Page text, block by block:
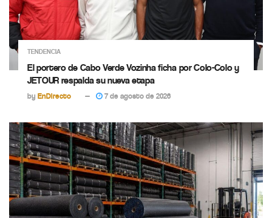
TENDENCIA
El portero de Cabo Verde Vozinha ficha por Colo-Colo y
JETOUR respalda su nueva etapa
by EnDirecto 7 de agosto de 2026